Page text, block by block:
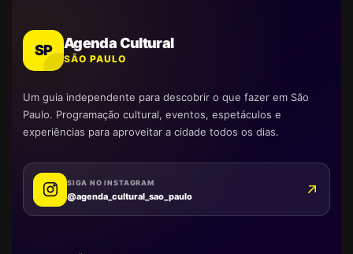
SP Agenda Cultural
SÃO PAULO
Um guia independente para descobrir o que fazer em São
Paulo. Programação cultural, eventos, espetáculos e
experiências para aproveitar a cidade todos os dias.
SIGA NO INSTAGRAM
@agenda_cultural_sao_paulo